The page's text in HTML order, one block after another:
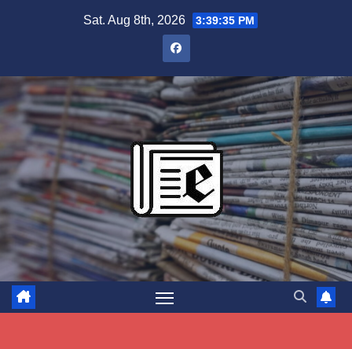
Sat. Aug 8th, 2026 3:39:36 PM